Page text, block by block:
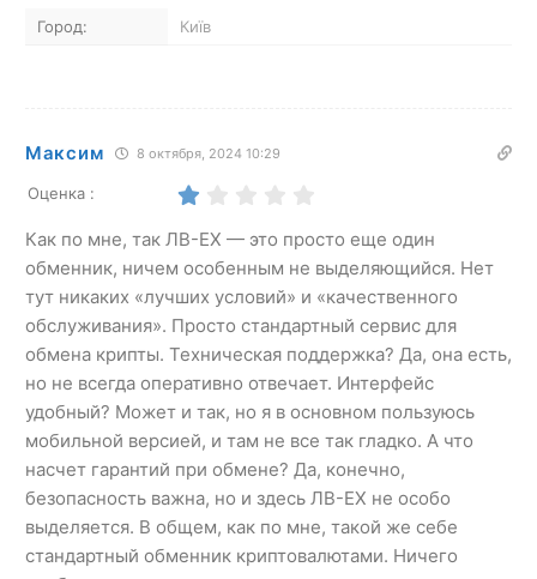
Город: Київ
Максим 8 октября, 2024 10:29
Оценка :
Как по мне, так ЛВ-ЕХ — это просто еще один
обменник, ничем особенным не выделяющийся. Нет
тут никаких «лучших условий» и «качественного
обслуживания». Просто стандартный сервис для
обмена крипты. Техническая поддержка? Да, она есть,
но не всегда оперативно отвечает. Интерфейс
удобный? Может и так, но я в основном пользуюсь
мобильной версией, и там не все так гладко. А что
насчет гарантий при обмене? Да, конечно,
безопасность важна, но и здесь ЛВ-ЕХ не особо
выделяется. В общем, как по мне, такой же себе
стандартный обменник криптовалютами. Ничего